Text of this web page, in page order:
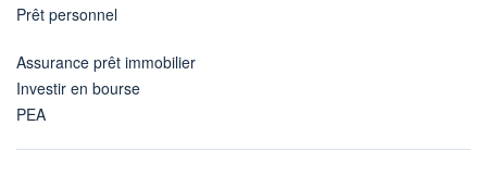
Prêt personnel
Assurance prêt immobilier
Investir en bourse
PEA